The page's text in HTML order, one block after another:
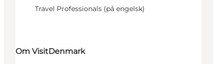
Travel Professionals (på engelsk)
Om VisitDenmark